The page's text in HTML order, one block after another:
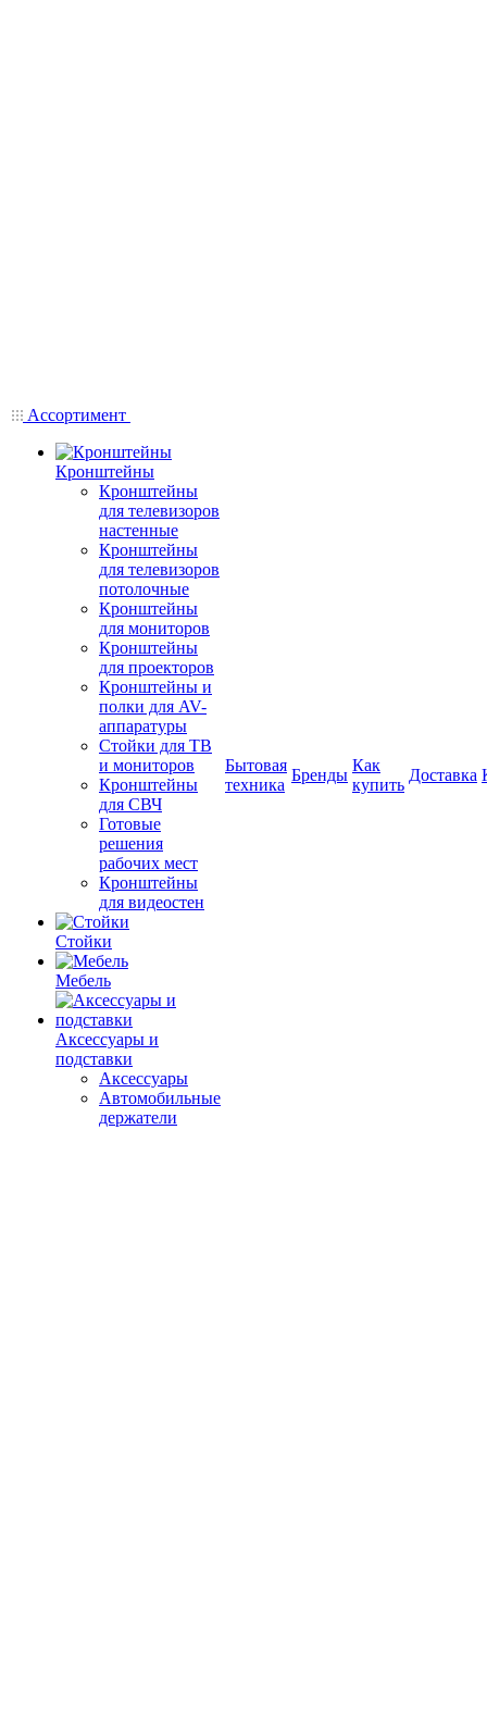
Ассортимент
Кронштейны
Кронштейны
для телевизоров
настенные
Кронштейны
для телевизоров
потолочные
Кронштейны
для мониторов
Кронштейны
для проекторов
Кронштейны и
полки для AV-
аппаратуры
Стойки для ТВ
и мониторов
Кронштейны
для СВЧ
Готовые
решения
рабочих мест
Кронштейны
для видеостен
Стойки
Мебель
Аксессуары и
подставки
Аксессуары
Автомобильные
держатели
Бытовая
техника
Бренды
Как
купить
Доставка